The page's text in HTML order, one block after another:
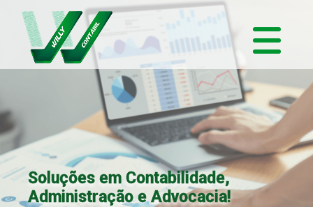
Soluções em Contabilidade,
Administração e Advocacia!